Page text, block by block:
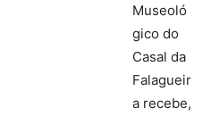
Museoló
gico do
Casal da
Falagueir
a recebe,